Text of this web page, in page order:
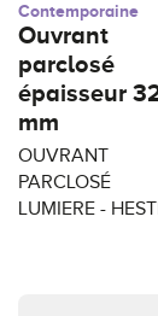
Contemporaine
Ouvrant
parclosé
épaisseur
mm
OUVRANT
PARCLOSÉ
LUMIERE -